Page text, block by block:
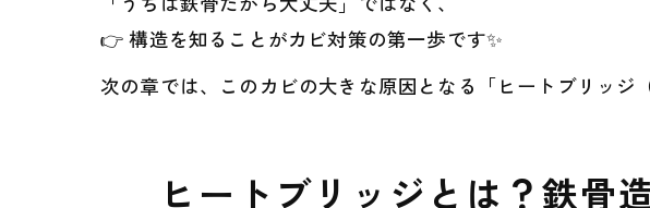
👉 構造を知ることがカビ対策の第一歩です✨
次の章では、このカビの大きな原因となる「ヒートブリッ
ヒートブリッジとは？鉄骨